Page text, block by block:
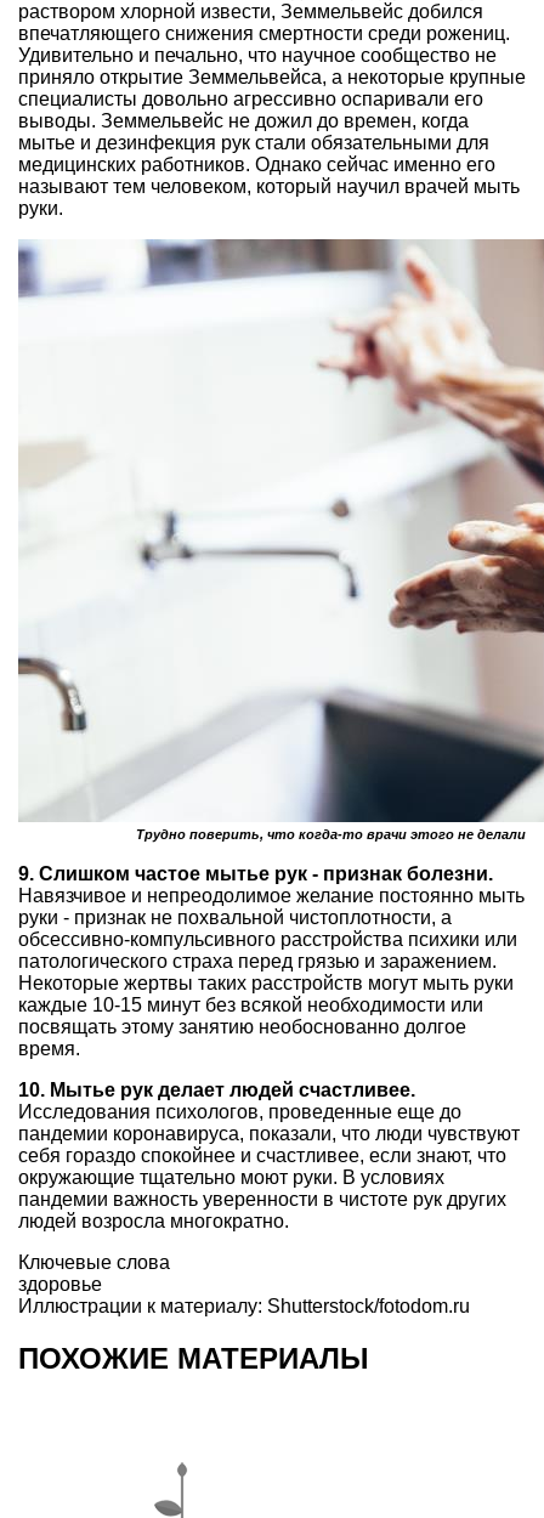
раствором хлорной извести, Земмельвейс добился
впечатляющего снижения смертности среди рожениц.
Удивительно и печально, что научное сообщество не
приняло открытие Земмельвейса, а некоторые крупные
специалисты довольно агрессивно оспаривали его
выводы. Земмельвейс не дожил до времен, когда
мытье и дезинфекция рук стали обязательными для
медицинских работников. Однако сейчас именно его
называют тем человеком, который научил врачей мыть
руки.
Трудно поверить, что когда-то врачи этого не делали
9. Слишком частое мытье рук - признак болезни.
Навязчивое и непреодолимое желание постоянно мыть
руки - признак не похвальной чистоплотности, а
обсессивно-компульсивного расстройства психики или
патологического страха перед грязью и заражением.
Некоторые жертвы таких расстройств могут мыть руки
каждые 10-15 минут без всякой необходимости или
посвящать этому занятию необоснованно долгое
время.
10. Мытье рук делает людей счастливее.
Исследования психологов, проведенные еще до
пандемии коронавируса, показали, что люди чувствуют
себя гораздо спокойнее и счастливее, если знают, что
окружающие тщательно моют руки. В условиях
пандемии важность уверенности в чистоте рук других
людей возросла многократно.
Ключевые слова
здоровье
Иллюстрации к материалу: Shutterstock/fotodom.ru
ПОХОЖИЕ МАТЕРИАЛЫ